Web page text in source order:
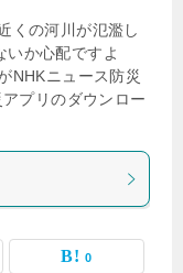
くの河川が氾濫し
いか心配ですよ
NHKニュース防災
プリのダウンロー
0